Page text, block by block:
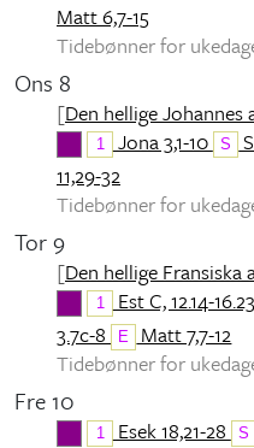
Matt 6,7-15
Tidebønner for
Ons 8
[Den hellige Johannes
1 Jona 3,1-10 S
11,29-32
Tidebønner for
Tor 9
[Den hellige Fransiska
1 Est C, 12.14-
3.7c-8
E
Matt 7,7-12
Tidebønner for
Fre 10
1 Esek 18,21-28 S